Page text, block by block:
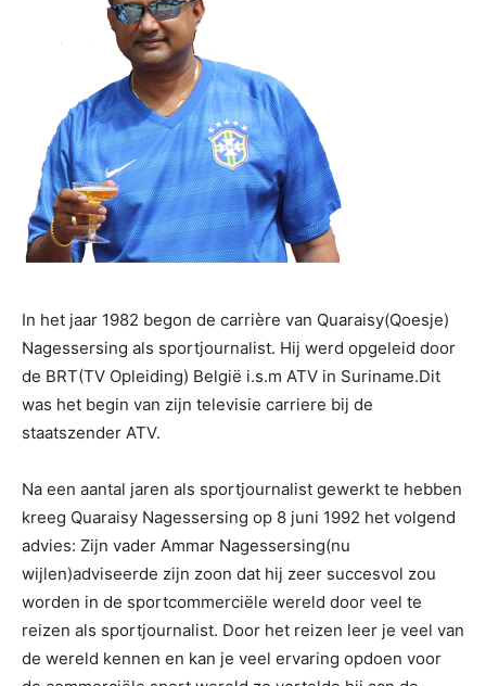
In het jaar 1982 begon de carrière van Quaraisy(Qoesje)
Nagessersing als sportjournalist. Hij werd opgeleid door
de BRT(TV Opleiding) België i.s.m ATV in Suriname.Dit
was het begin van zijn televisie carriere bij de
staatszender ATV.
Na een aantal jaren als sportjournalist gewerkt te hebben
kreeg Quaraisy Nagessersing op 8 juni 1992 het volgend
advies: Zijn vader Ammar Nagessersing(nu
wijlen)adviseerde zijn zoon dat hij zeer succesvol zou
worden in de sportcommerciële wereld door veel te
reizen als sportjournalist. Door het reizen leer je veel van
de wereld kennen en kan je veel ervaring opdoen voor